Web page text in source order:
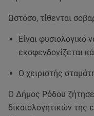
Ωστόσο, τίθενται
Είναι φυσιολογικό
εκσφενδονίζεται
Ο χειριστής
Ο Δήμος Ρόδου
δικαιολογητικών της